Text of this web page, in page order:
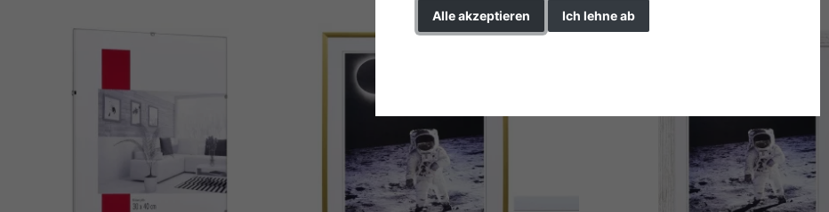
Alle akzeptieren Ich lehne ab